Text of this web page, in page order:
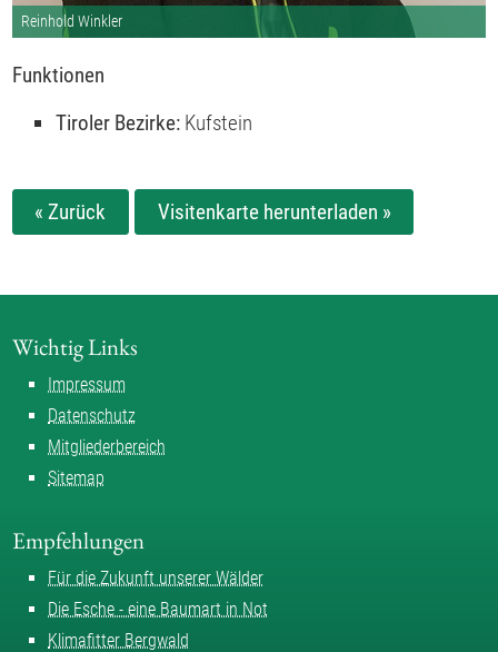
Reinhold Winkler
Funktionen
Tiroler Bezirke:Kufstein
« Zurück Visitenkarte herunterladen »
Wichtig Links
Impressum
Datenschutz
Mitgliederbereich
Sitemap
Empfehlungen
Für die Zukunft unserer Wälder
Die Esche - eine Baumart in Not
Klimafitter Bergwald